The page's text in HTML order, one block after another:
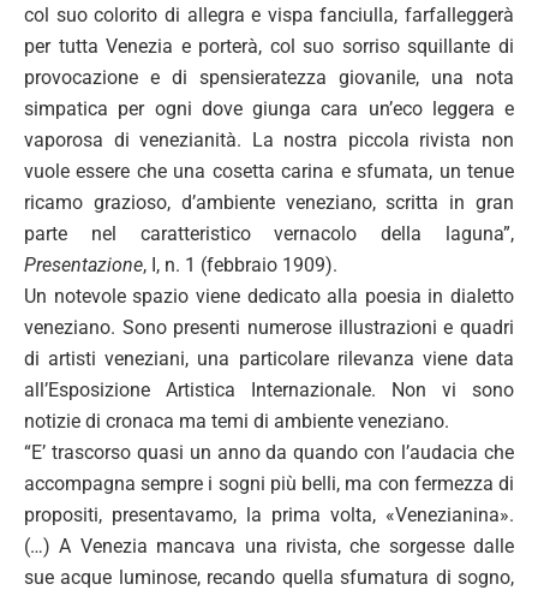
col suo colorito di allegra e vispa fanciulla, farfalleggerà
per tutta Venezia e porterà, col suo sorriso squillante di
provocazione e di spensieratezza giovanile, una nota
simpatica per ogni dove giunga cara un’eco leggera e
vaporosa di venezianità. La nostra piccola rivista non
vuole essere che una cosetta carina e sfumata, un tenue
ricamo grazioso, d’ambiente veneziano, scritta in gran
parte nel caratteristico vernacolo della laguna”,
Presentazione, I, n. 1 (febbraio 1909).
Un notevole spazio viene dedicato alla poesia in dialetto
veneziano. Sono presenti numerose illustrazioni e quadri
di artisti veneziani, una particolare rilevanza viene data
all’Esposizione Artistica Internazionale. Non vi sono
notizie di cronaca ma temi di ambiente veneziano.
“E’ trascorso quasi un anno da quando con l’audacia che
accompagna sempre i sogni più belli, ma con fermezza di
propositi, presentavamo, la prima volta, «Venezianina».
(…) A Venezia mancava una rivista, che sorgesse dalle
sue acque luminose, recando quella sfumatura di sogno,